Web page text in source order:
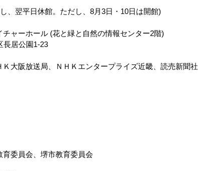
、翌平日休館。ただし、8月3日・10日は開館)
ャーホール (花と緑と自然の情報センター2階)
長居公園1-23
大阪放送局、ＮＨＫエンタープライズ近畿、読売新聞社
委員会、堺市教育委員会